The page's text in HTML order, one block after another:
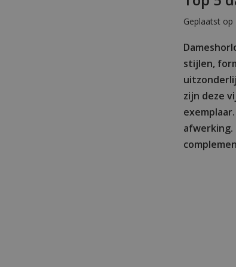
Geplaatst
stijlen,
zijn deze